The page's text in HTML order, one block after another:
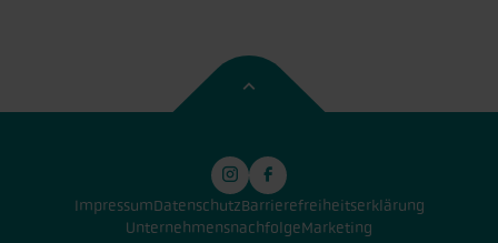
ImpressumDatenschutzBarrierefreiheitserklärung
UnternehmensnachfolgeMarketing